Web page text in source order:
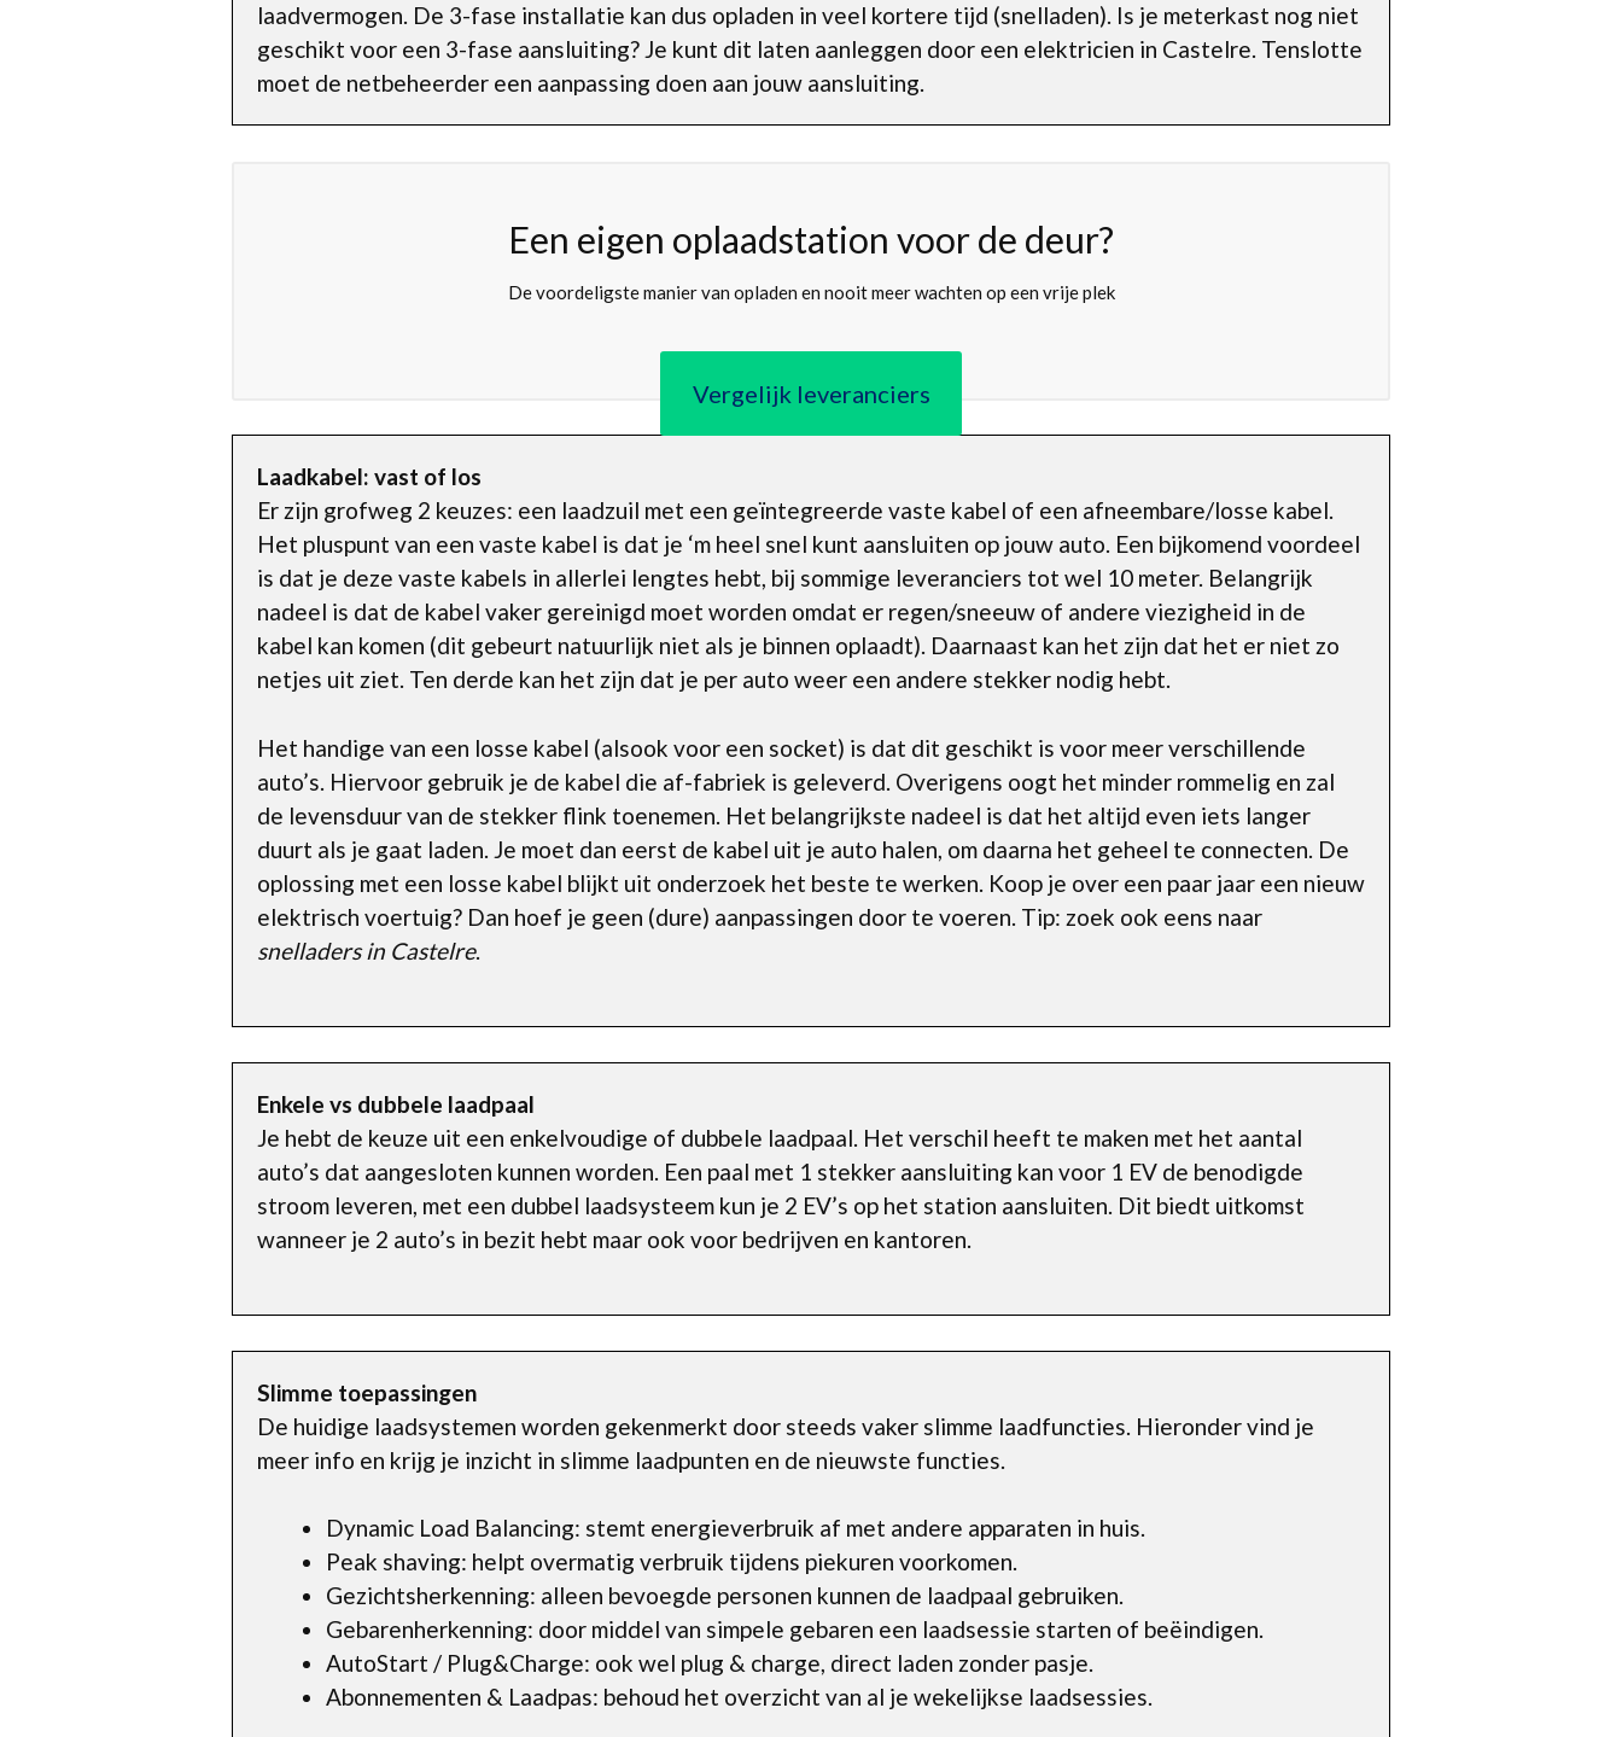
laadvermogen. De 3-fase installatie kan dus opladen in veel kortere tijd (snelladen). Is je meterkast nog niet
geschikt voor een 3-fase aansluiting? Je kunt dit laten aanleggen door een elektricien in Castelre. Tenslotte
moet de netbeheerder een aanpassing doen aan jouw aansluiting.
Een eigen oplaadstation voor de deur?
De voordeligste manier van opladen en nooit meer wachten op een vrije plek
Vergelijk leveranciers
Laadkabel: vast of los
Er zijn grofweg 2 keuzes: een laadzuil met een geïntegreerde vaste kabel of een afneembare/losse kabel.
Het pluspunt van een vaste kabel is dat je ‘m heel snel kunt aansluiten op jouw auto. Een bijkomend voordeel
is dat je deze vaste kabels in allerlei lengtes hebt, bij sommige leveranciers tot wel 10 meter. Belangrijk
nadeel is dat de kabel vaker gereinigd moet worden omdat er regen/sneeuw of andere viezigheid in de
kabel kan komen (dit gebeurt natuurlijk niet als je binnen oplaadt). Daarnaast kan het zijn dat het er niet zo
netjes uit ziet. Ten derde kan het zijn dat je per auto weer een andere stekker nodig hebt.
Het handige van een losse kabel (alsook voor een socket) is dat dit geschikt is voor meer verschillende
auto’s. Hiervoor gebruik je de kabel die af-fabriek is geleverd. Overigens oogt het minder rommelig en zal
de levensduur van de stekker flink toenemen. Het belangrijkste nadeel is dat het altijd even iets langer
duurt als je gaat laden. Je moet dan eerst de kabel uit je auto halen, om daarna het geheel te connecten. De
oplossing met een losse kabel blijkt uit onderzoek het beste te werken. Koop je over een paar jaar een nieuw
elektrisch voertuig? Dan hoef je geen (dure) aanpassingen door te voeren. Tip: zoek ook eens naar
snelladers in Castelre.
Enkele vs dubbele laadpaal
Je hebt de keuze uit een enkelvoudige of dubbele laadpaal. Het verschil heeft te maken met het aantal
auto’s dat aangesloten kunnen worden. Een paal met 1 stekker aansluiting kan voor 1 EV de benodigde
stroom leveren, met een dubbel laadsysteem kun je 2 EV’s op het station aansluiten. Dit biedt uitkomst
wanneer je 2 auto’s in bezit hebt maar ook voor bedrijven en kantoren.
Slimme toepassingen
De huidige laadsystemen worden gekenmerkt door steeds vaker slimme laadfuncties. Hieronder vind je
meer info en krijg je inzicht in slimme laadpunten en de nieuwste functies.
Dynamic Load Balancing: stemt energieverbruik af met andere apparaten in huis.
Peak shaving: helpt overmatig verbruik tijdens piekuren voorkomen.
Gezichtsherkenning: alleen bevoegde personen kunnen de laadpaal gebruiken.
Gebarenherkenning: door middel van simpele gebaren een laadsessie starten of beëindigen.
AutoStart / Plug&Charge: ook wel plug & charge, direct laden zonder pasje.
Abonnementen & Laadpas: behoud het overzicht van al je wekelijkse laadsessies.